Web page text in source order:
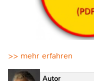
>> mehr erfahren
Autor